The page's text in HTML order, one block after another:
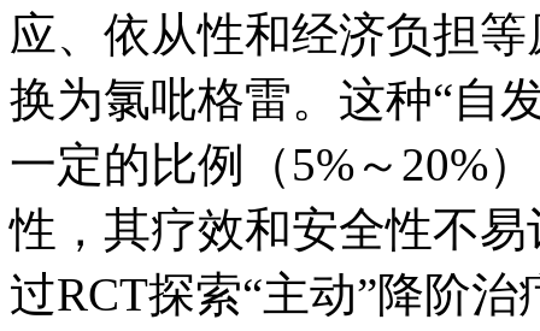
应、依从性和经济负担
换为氯吡格雷。这种“自
一定的比例（5%～20%
性，其疗效和安全性不
过RCT探索“主动”降阶